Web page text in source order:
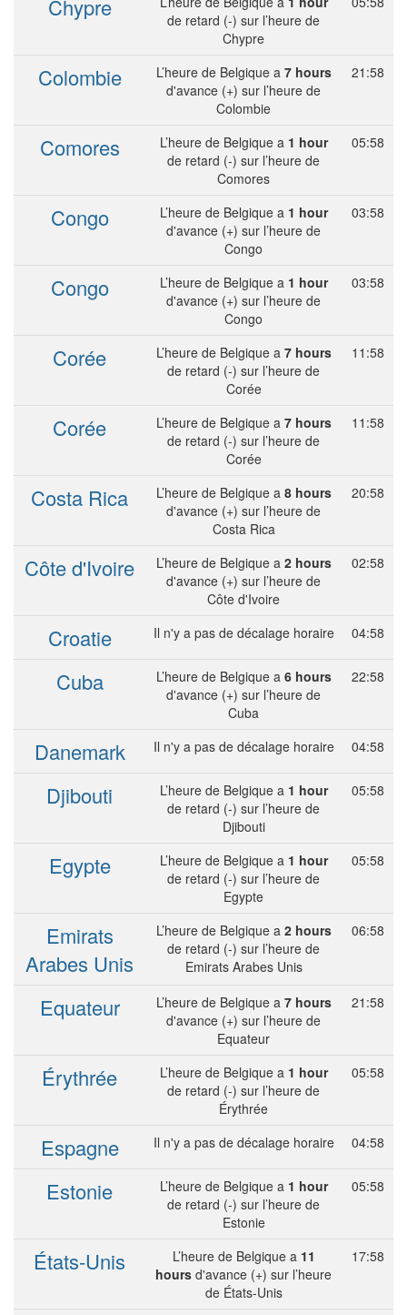
Chypre
de retard (-) sur l’heure de
Chypre
Colombie L’heure de Belgique a 7 hours
d'avance (+) sur l’heure de
Colombie
21:58
Comores L’heure de Belgique a 1 hour
de retard (-) sur l’heure de
Comores
05:58
Congo L’heure de Belgique a 1 hour
d'avance (+) sur l’heure de
Congo
03:58
Congo L’heure de Belgique a 1 hour
d'avance (+) sur l’heure de
Congo
03:58
Corée L’heure de Belgique a 7 hours
de retard (-) sur l’heure de
Corée
11:58
Corée L’heure de Belgique a 7 hours
de retard (-) sur l’heure de
Corée
11:58
Costa Rica L’heure de Belgique a 8 hours
d'avance (+) sur l’heure de
Costa Rica
20:58
Côte d'Ivoire L’heure de Belgique a 2 hours
d'avance (+) sur l’heure de
Côte d'Ivoire
02:58
Croatie Il n'y a pas de décalage horaire 04:58
Cuba L’heure de Belgique a 6 hours
d'avance (+) sur l’heure de
Cuba
22:58
Danemark Il n'y a pas de décalage horaire 04:58
Djibouti L’heure de Belgique a 1 hour
de retard (-) sur l’heure de
Djibouti
05:58
Egypte L’heure de Belgique a 1 hour
de retard (-) sur l’heure de
Egypte
05:58
Emirats
Arabes Unis
L’heure de Belgique a 2 hours
de retard (-) sur l’heure de
Emirats Arabes Unis
06:58
Equateur L’heure de Belgique a 7 hours
d'avance (+) sur l’heure de
Equateur
21:58
Érythrée L’heure de Belgique a 1 hour
de retard (-) sur l’heure de
Érythrée
05:58
Espagne Il n'y a pas de décalage horaire 04:58
Estonie L’heure de Belgique a 1 hour
de retard (-) sur l’heure de
Estonie
05:58
États-Unis L’heure de Belgique a 11
hours d'avance (+) sur l’heure
de États-Unis
17:58